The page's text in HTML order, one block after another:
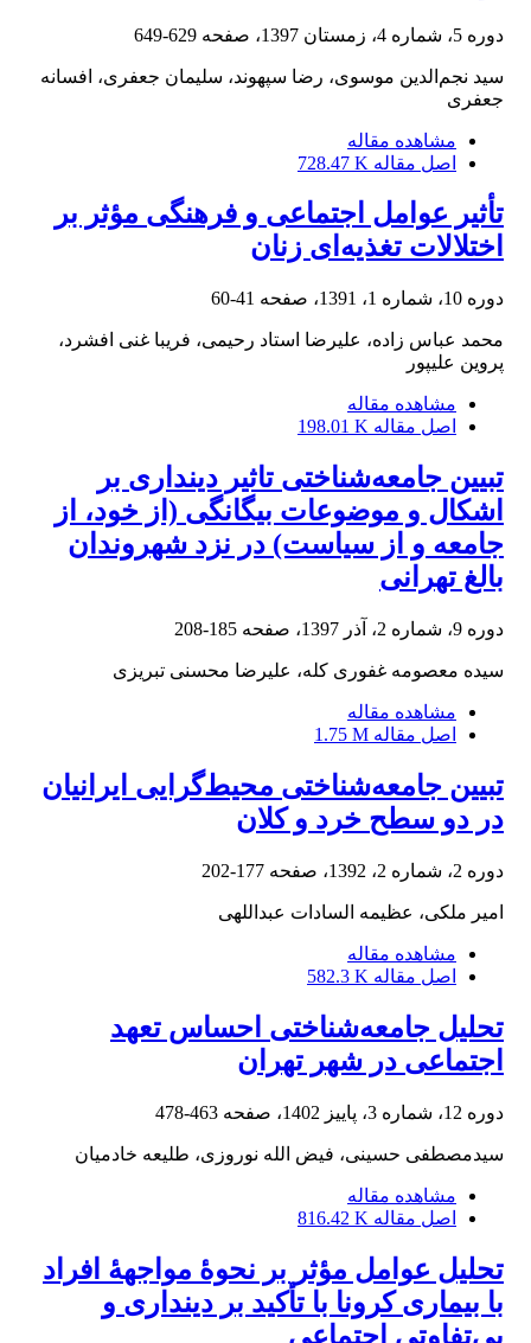
دوره 5، شماره 4، زمستان 1397، صفحه 629-649
سید نجم‌‌الدین موسوی، رضا سپهوند، سلیمان جعفری، افسانه
جعفری
مشاهده مقاله
اصل مقاله 728.47 K
تأثیر عوامل اجتماعی و فرهنگی مؤثر بر
اختلالات تغذیه‌ای زنان
دوره 10، شماره 1، 1391، صفحه 41-60
محمد عباس زاده، علیرضا استاد رحیمی، فریبا غنی افشرد،
پروین علیپور
مشاهده مقاله
اصل مقاله 198.01 K
تبیین جامعه‌شناختی تاثیر دینداری بر
اشکال و موضوعات بیگانگی (از خود، از
جامعه و از سیاست) در نزد شهروندان
بالغ تهرانی
دوره 9، شماره 2، آذر 1397، صفحه 185-208
سیده معصومه غفوری کله، علیرضا محسنی تبریزی
مشاهده مقاله
اصل مقاله 1.75 M
تبیین جامعه‌شناختی محیط‌گرایی ایرانیان
در دو سطح خرد و کلان
دوره 2، شماره 2، 1392، صفحه 177-202
امیر ملکی، عظیمه السادات عبداللهی
مشاهده مقاله
اصل مقاله 582.3 K
تحلیل جامعه‌شناختی احساس تعهد
اجتماعی در شهر تهران
دوره 12، شماره 3، پاییز 1402، صفحه 463-478
سیدمصطفی حسینی، فیض الله نوروزی، طلیعه خادمیان
مشاهده مقاله
اصل مقاله 816.42 K
تحلیل عوامل مؤثر بر نحوۀ مواجهۀ افراد
با بیماری کرونا با تأکید بر دینداری و
بی‌تفاوتی اجتماعی